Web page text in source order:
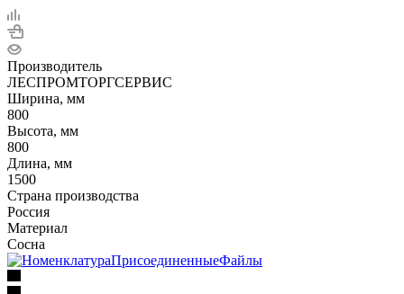
Производитель
ЛЕСПРОМТОРГСЕРВИС
Ширина, мм
800
Высота, мм
800
Длина, мм
1500
Страна производства
Россия
Материал
Сосна